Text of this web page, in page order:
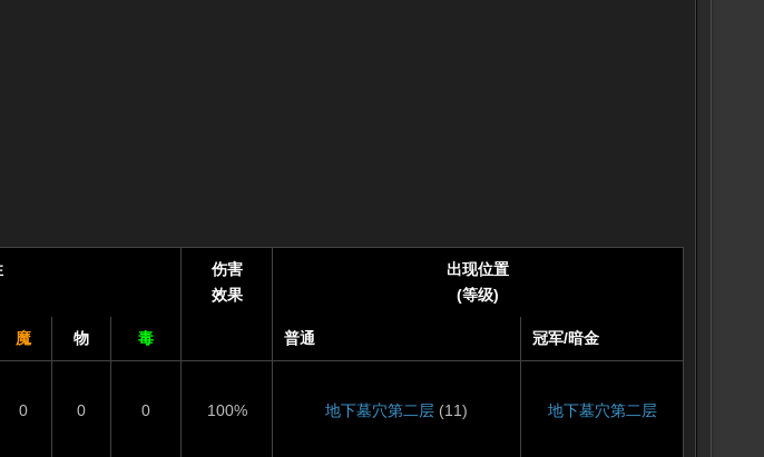
伤害
效果
出现位置
(等级)
魔 物 毒 普通 冠军/暗金
0 0 0 100% 地下墓穴第二层 (11) 地下墓穴第二层